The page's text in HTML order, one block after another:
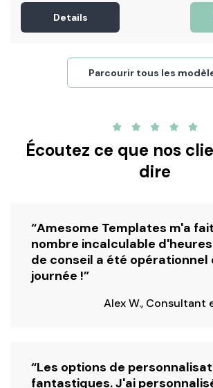
Details
Parcourir tous les
Écoutez ce que nos
dire
“Amesome Templates m'a
nombre incalculable
de conseil a été opérationnel
journée !”
Alex W., Consultant
“Les options de
fantastiques. J'ai